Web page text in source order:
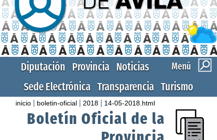
Menú
Diputación Provincia Noticias
Sede Electrónica Transparencia Turismo
inicio boletin-oficial 2018 14-05-2018.html
Boletín Oficial de la